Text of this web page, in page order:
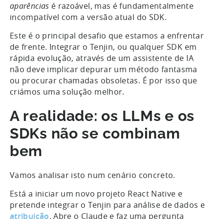
aparências é razoável, mas é fundamentalmente
incompatível com a versão atual do SDK.
Este é o principal desafio que estamos a enfrentar
de frente. Integrar o Tenjin, ou qualquer SDK em
rápida evolução, através de um assistente de IA
não deve implicar depurar um método fantasma
ou procurar chamadas obsoletas. É por isso que
criámos uma solução melhor.
A realidade: os LLMs e os
SDKs não se combinam
bem
Vamos analisar isto num cenário concreto.
Está a iniciar um novo projeto React Native e
pretende integrar o Tenjin para análise de dados e
atribuição. Abre o Claude e faz uma pergunta